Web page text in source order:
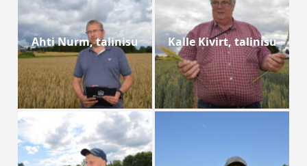
Ahti Nurm, talinisu Kalle Kivirt, talinisu